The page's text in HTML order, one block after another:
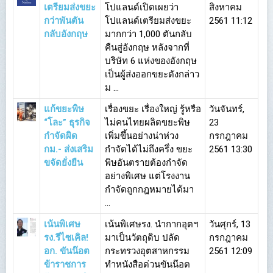
เตรียมส่งขยะ
กว่าพันตัน
กลับอังกฤษ
โปแลนด์เปิดเผยว่า
โปแลนด์เตรียมส่งขยะ
มากกว่า 1,000 ตันกลับ
คืนสู่อังกฤษ หลังจากที่
บริษัท 6 แห่งของอังกฤษ
เป็นผู้ส่งออกขยะดังกล่าว
ม ...
สิงหาคม
2561 11:12
แก้ขยะพิษ
“โละ” ธุรกิจ
กำจัดผิด
กม.- ส่งเสริม
ขจัดยั่งยืน
เรื่องขยะ เรื่องใหญ่ รู้หรือ
ไม่คนไทยผลิตขยะพิษ
เพิ่มขึ้นอย่างน่าห่วง
กำจัดได้ไม่ถึงครึ่ง ขยะ
พิษอันตรายต้องกำจัด
อย่างพิเศษ แต่โรงงาน
กำจัดถูกกฎหมายได้มา
...
วันจันทร์,
23
กรกฎาคม
2561 13:30
เน้นพิเศษ
รง.รีไซเคิล!
อก. ขันน๊อต
ข้าราชการ
เน้นพิเศษรง. นำกากอุตฯ
มาเป็นวัตถุดิบ ปลัด
กระทรวงอุตสาหกรรม
ทำหนังสือด่วนขันน๊อต
วันศุกร์, 13
กรกฎาคม
2561 12:09